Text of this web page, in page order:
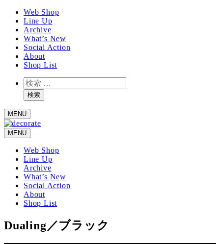
動
Web Shop
Line Up
Archive
What’s New
Social Action
About
Shop List
検
索検索
MENU
MENU
Web Shop
Line Up
Archive
What’s New
Social Action
About
Shop List
Dualing／ブラック